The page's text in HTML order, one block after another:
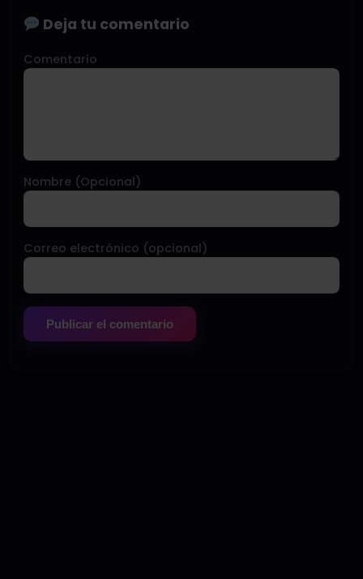
Deja tu comentario
Comentario
Nombre (Opcional)
Correo electrónico (opcional)